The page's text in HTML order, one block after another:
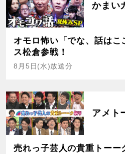
かまい
オモロ怖い「でな、話はこ
ス松倉参戦！
8月5日(水)放送分
アメト
売れっ子芸人の貴重トーー